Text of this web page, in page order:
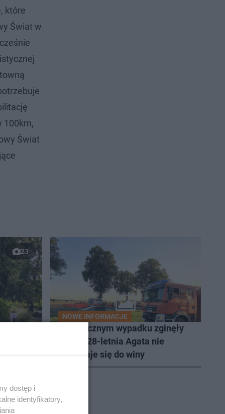
które
Świat w
100km,
Świat
23
NOWE INFORMACJE
W tragicznym wypadku zginęły
dzieci. 28-letnia Agata nie
przyznaje się do winy
dostęp i
identyfikatory,